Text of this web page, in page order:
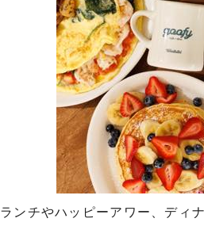
ランチやハッピーアワー、ディ